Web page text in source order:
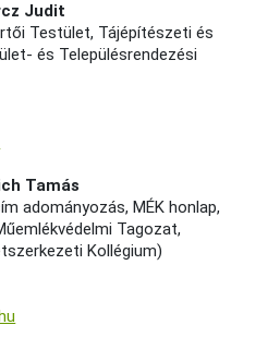
Judit
Testület, Tájépítészeti és
és Településrendezési
Tamás
adományozás, MÉK honlap,
Tagozat,
Kollégium)